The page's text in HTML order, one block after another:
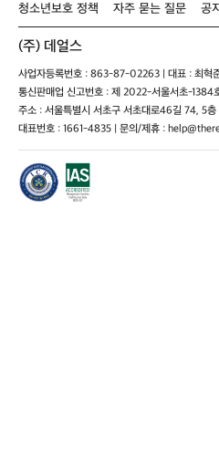
청소년보호 정책
자주 묻는 질문 공
(주) 데얼스
사업자등록번호 : 863-87-02263 | 대표 : 최혁
통신판매업 신고번호 : 제 2022-서울서초-1384
주소 : 서울특별시 서초구 서초대로46길 74, 5층
대표번호 : 1661-4835 | 문의/제휴 :